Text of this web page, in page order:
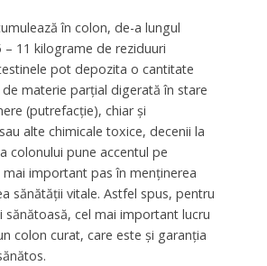
în colon, de-a lungul
– 11 kilograme de reziduuri
pot depozita o cantitate
materie parţial digerată în stare
(putrefacţie), chiar şi
alte chimicale toxice, decenii la
colonului pune accentul pe
mai important pas în menţinerea
sănătăţii vitale. Astfel spus, pentru
sănătoasă, cel mai important lucru
colon curat, care este şi garanţia